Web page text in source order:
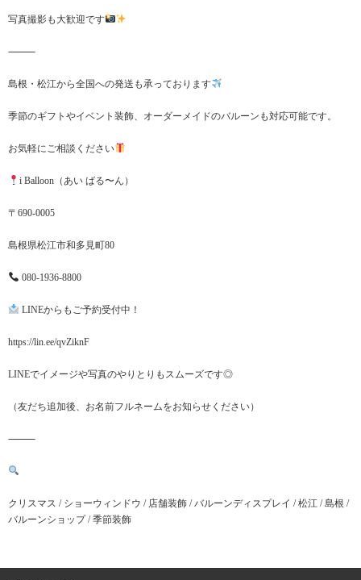
写真撮影も大歓迎です
⸻
島根・松江から全国への発送も承っております
季節のギフトやイベント装飾、オーダーメイドのバルーンも対応可能です。
お気軽にご相談ください
i Balloon（あい ばる〜ん）
〒690-0005
島根県松江市和多見町80
080-1936-8800
LINEからもご予約受付中！
https://lin.ee/qvZiknF
LINEでイメージや写真のやりとりもスムーズです◎
（友だち追加後、お名前フルネームをお知らせください）
⸻
クリスマス / ショーウィンドウ / 店舗装飾 / バルーンディスプレイ / 松江 / 島根 /
バルーンショップ / 季節装飾